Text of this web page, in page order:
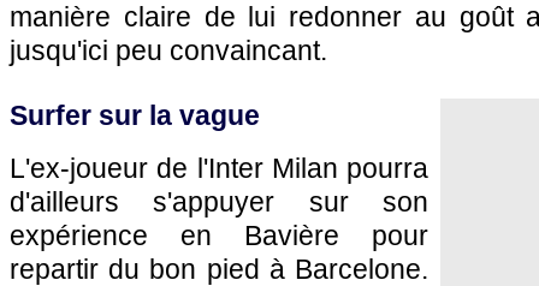
manière claire de lui redonner au goût
jusqu'ici peu convaincant.
Surfer sur la vague
L'ex-joueur de l'Inter Milan pourra
d'ailleurs s'appuyer sur son
expérience en Bavière pour
repartir du bon pied à Barcelone.